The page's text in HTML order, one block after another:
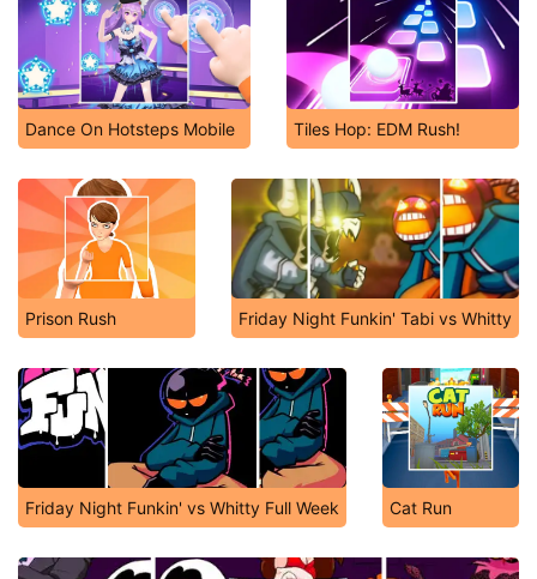
Dance On Hotsteps Mobile Tiles Hop: EDM Rush!
Prison Rush Friday Night Funkin' Tabi vs Whitty
Friday Night Funkin' vs Whitty Full Week Cat Run